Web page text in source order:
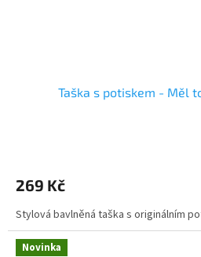
Taška s potiskem - Měl
269 Kč
Stylová bavlněná taška s originálním
Novinka